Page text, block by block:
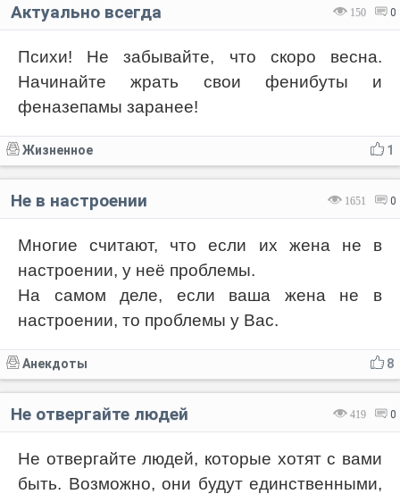
Код: Отмена
150 0
Актуально всегда
Психи! Не забывайте, что скоро весна.
Начинайте жрать свои фенибуты и
феназепамы заранее!
1
Жизненное
1651 0
Не в настроении
Многие считают, что если их жена не в
настроении, у неё проблемы.
На самом деле, если ваша жена не в
настроении, то проблемы у Вас.
8
Анекдоты
419 0
Не отвергайте людей
Не отвергайте людей, которые хотят с вами
быть. Возможно, они будут единственными,